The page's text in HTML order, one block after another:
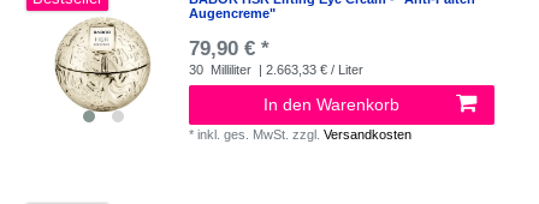
Augencreme"
79,90 € *
30 Milliliter | 2.663,33 € / Liter
In den Warenkorb
*inkl. ges. MwSt. zzgl.Versandkosten